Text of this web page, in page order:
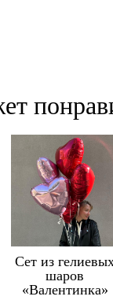
Сет из
шаров
«Валентинка»